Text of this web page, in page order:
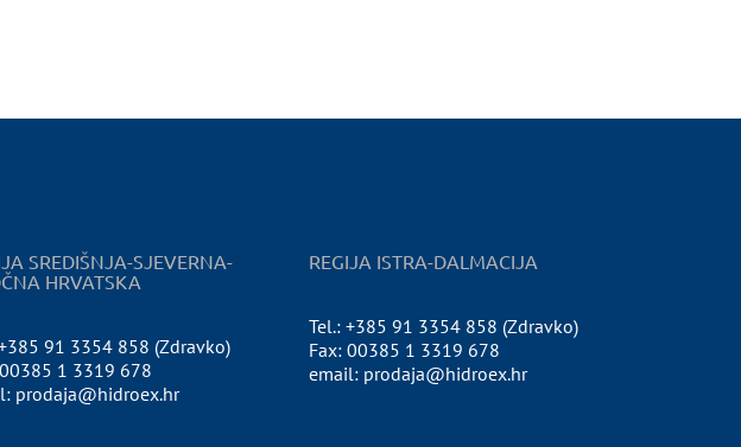
SREDIŠNJA-SJEVERNA-
HRVATSKA
91 3354 858 (Zdravko)
1 3319 678
prodaja@hidroex.hr
REGIJA ISTRA-DALMACIJA
Tel.: +385 91 3354 858 (Zdravko)
Fax: 00385 1 3319 678
email: prodaja@hidroex.hr